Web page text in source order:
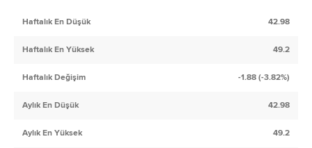
Haftalık En Düşük 42.98
Haftalık En Yüksek 49.2
Haftalık Değişim -1.88 (-3.82%)
Aylık En Düşük 42.98
Aylık En Yüksek 49.2